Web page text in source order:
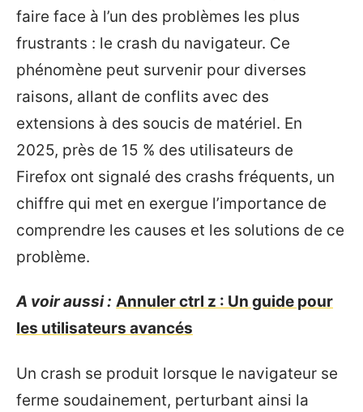
faire face à l’un des problèmes les plus
frustrants : le crash du navigateur. Ce
phénomène peut survenir pour diverses
raisons, allant de conflits avec des
extensions à des soucis de matériel. En
2025, près de 15 % des utilisateurs de
Firefox ont signalé des crashs fréquents, un
chiffre qui met en exergue l’importance de
comprendre les causes et les solutions de ce
problème.
A voir aussi : Annuler ctrl z : Un guide pour
les utilisateurs avancés
Un crash se produit lorsque le navigateur se
ferme soudainement, perturbant ainsi la